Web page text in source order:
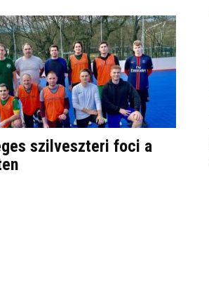
szilveszteri foci a